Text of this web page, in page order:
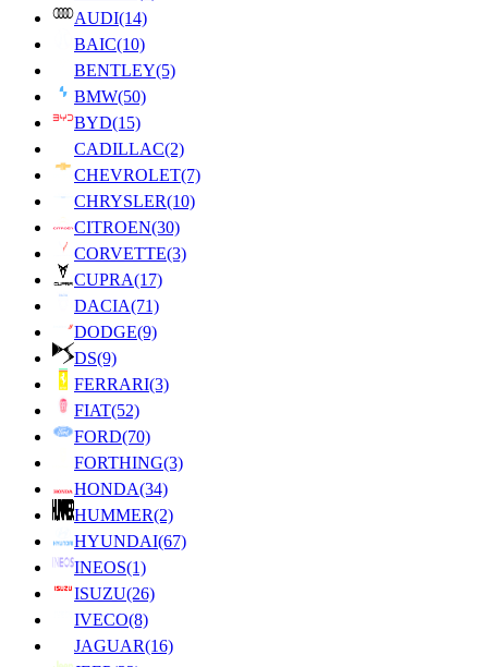
AUDI(14)
BAIC(10)
BENTLEY(5)
BMW(50)
BYD(15)
CADILLAC(2)
CHEVROLET(7)
CHRYSLER(10)
CITROEN(30)
CORVETTE(3)
CUPRA(17)
DACIA(71)
DODGE(9)
DS(9)
FERRARI(3)
FIAT(52)
FORD(70)
FORTHING(3)
HONDA(34)
HUMMER(2)
HYUNDAI(67)
INEOS(1)
ISUZU(26)
IVECO(8)
JAGUAR(16)